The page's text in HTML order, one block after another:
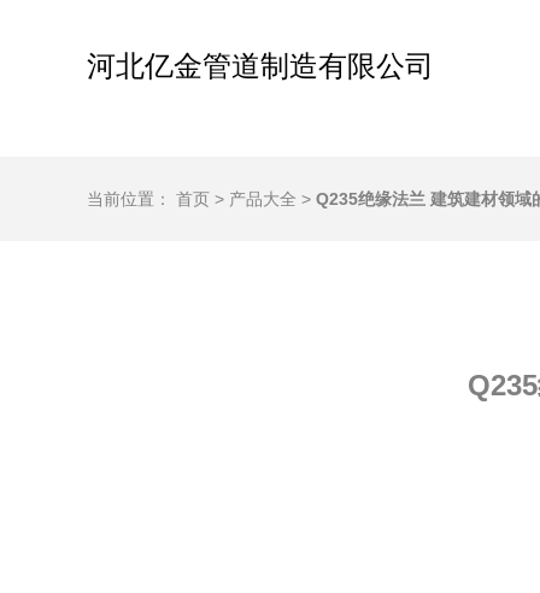
河北亿金管道制造有限公司
当前位置： 首页 > 产品大全 > Q235绝缘法兰 建筑建材领域